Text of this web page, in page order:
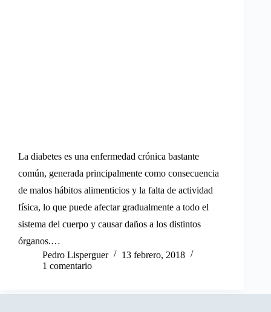
La diabetes es una enfermedad crónica bastante
común, generada principalmente como consecuencia
de malos hábitos alimenticios y la falta de actividad
física, lo que puede afectar gradualmente a todo el
sistema del cuerpo y causar daños a los distintos
órganos.…
Pedro Lisperguer
13 febrero, 2018
1 comentario